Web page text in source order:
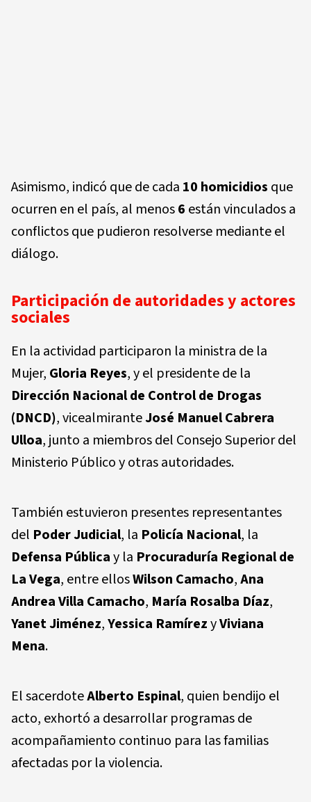
Asimismo, indicó que de cada 10 homicidios que
ocurren en el país, al menos6 están vinculados a
conflictos que pudieron resolverse mediante el
diálogo.
Participación de autoridades y actores
sociales
En la actividad participaron la ministra de la
Mujer, Gloria Reyes, y el presidente de la
Dirección Nacional de Control de Drogas
(DNCD), vicealmiranteJosé Manuel Cabrera
Ulloa, junto a miembros del Consejo Superior del
Ministerio Público y otras autoridades.
También estuvieron presentes representantes
del Poder Judicial, la Policía Nacional, la
Defensa Públicay la Procuraduría Regional de
La Vega, entre ellosWilson Camacho,Ana
Andrea Villa Camacho, María Rosalba Díaz,
Yanet Jiménez,Yessica RamírezyViviana
Mena.
El sacerdoteAlberto Espinal, quien bendijo el
acto, exhortó a desarrollar programas de
acompañamiento continuo para las familias
afectadas por la violencia.